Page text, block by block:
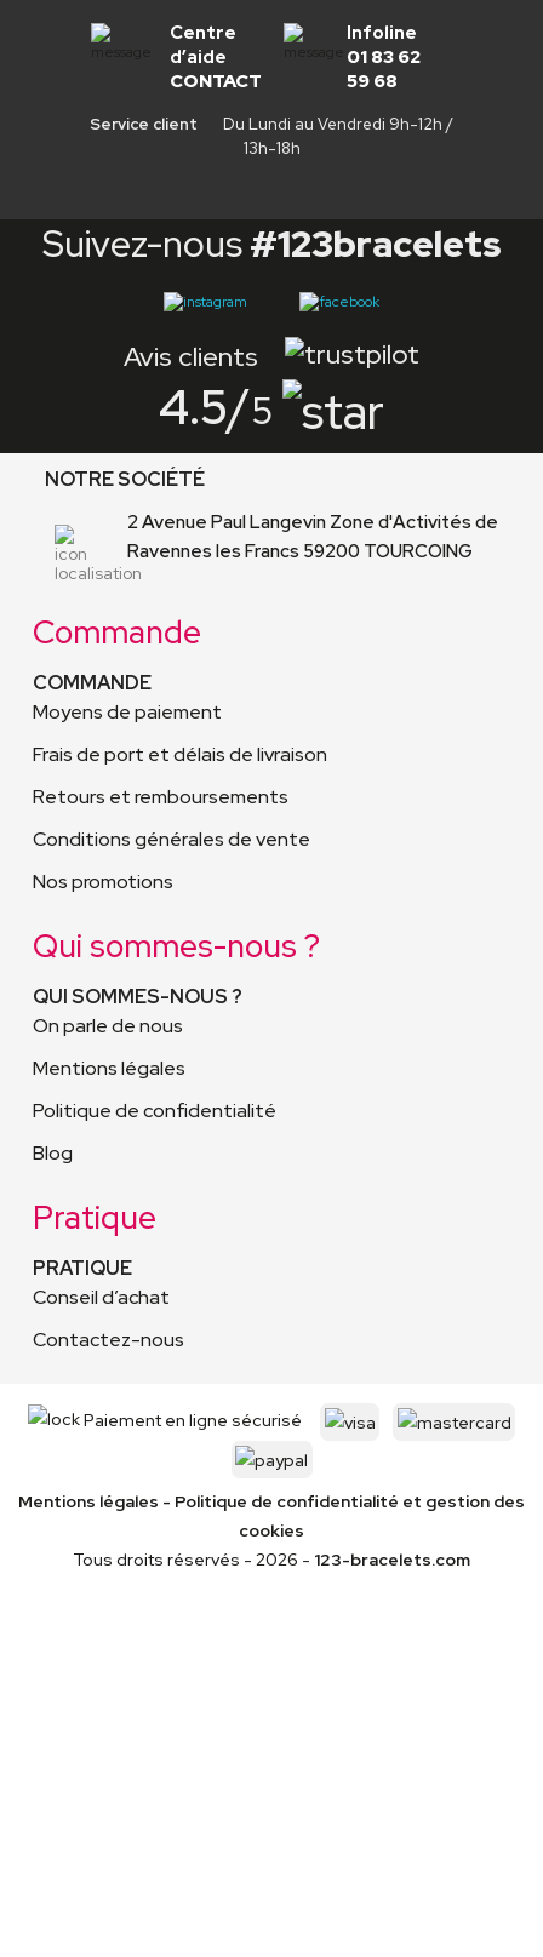
Centre
d’aide
CONTACT
Infoline
01 83 62
59 68
Service client
Du Lundi au Vendredi 9h-12h /
13h-18h
Suivez-nous#123bracelets
Avis clients
4.5/5
NOTRE SOCIÉTÉ
2 Avenue Paul Langevin Zone d'Activités de
Ravennes les Francs 59200 TOURCOING
Commande
COMMANDE
Conditions générales de vente
Moyens de paiement
Frais de port et délais de livraison
Retours et remboursements
Nos promotions
Qui sommes-nous ?
QUI SOMMES-NOUS ?
Mentions légales
Politique de confidentialité
On parle de nous
Blog
Pratique
PRATIQUE
Conseil d’achat
Contactez-nous
Paiement en ligne sécurisé
Mentions légales - Politique de confidentialité et gestion des
cookies
Tous droits réservés - 2026 - 123-bracelets.com